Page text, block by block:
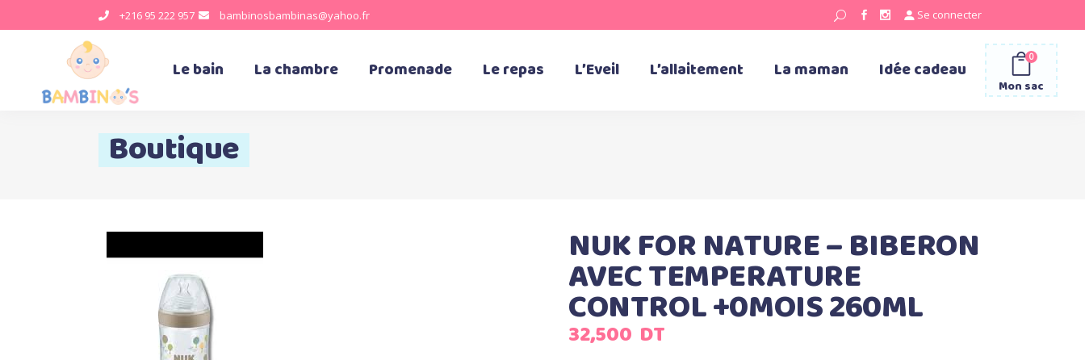
+216 95 222 957 bambinosbambinas@yahoo.fr Se connecter
Le bain La chambre Promenade Le repas L’Eveil L’allaitement La maman Idée cadeau
Mon sac
0
Boutique
NUK FOR NATURE – BIBERON
AVEC TEMPERATURE
CONTROL +0MOIS 260ML
32,500 DT